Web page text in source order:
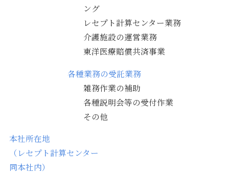
ング
レセプト計算センター業務
介護施設の運営業務
東洋医療賠償共済事業
各種業務の受託業務
雑務作業の補助
各種説明会等の受付作業
その他
本社所在地
（レセプト計算センター
同本社内）